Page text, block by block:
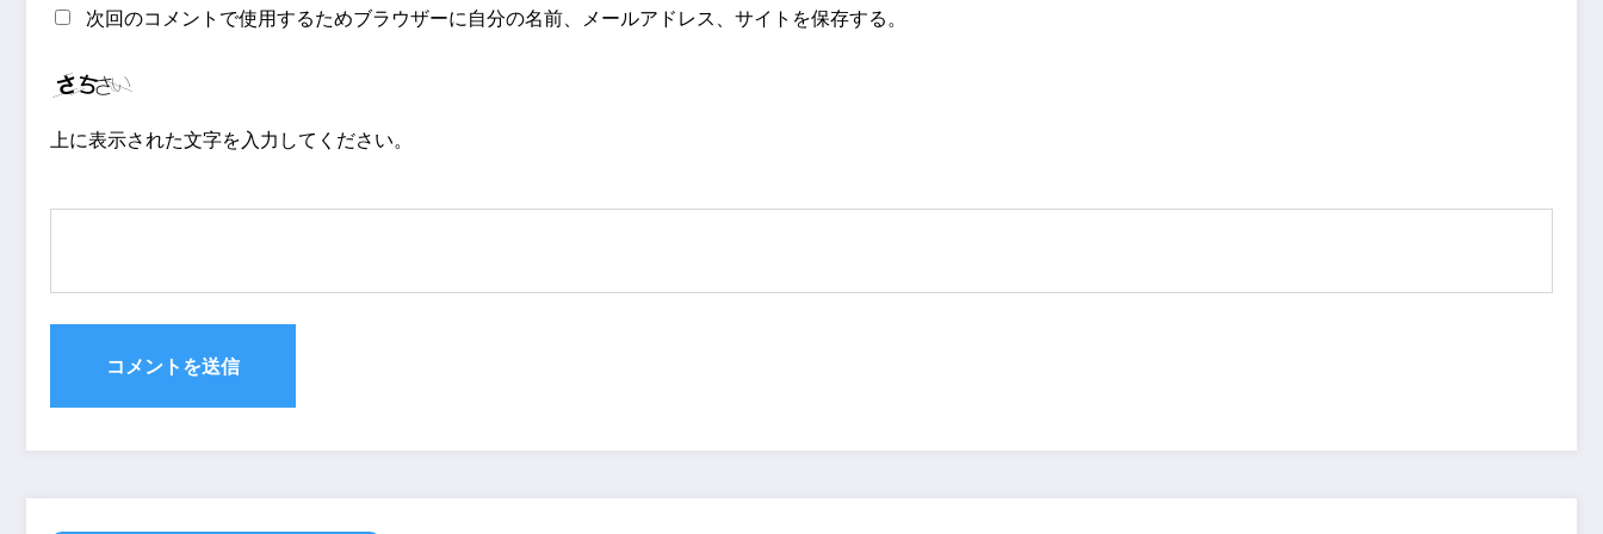
次回のコメントで使用するためブラウザーに自分の名前、メールアドレス、サイトを保存する。
上に表示された文字を入力してください。